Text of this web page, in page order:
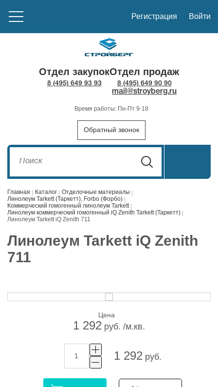
Регистрация Войти
Отдел закупок
8 (495) 649 93 93
Отдел продаж
8 (495) 649 90 90
mail@stroyberg.ru
Время работы: Пн-Пт 9-18
Обратный звонок
Главная Каталог
Отделочные материалы
Линолеум Tarkett (Таркетт), Forbo (Форбо)
Коммерческий гомогенный линолеум Tarkett
Линолеум коммерческий гомогенный iQ Zenith Tarkett (Таркетт)
Линолеум Tarkett iQ Zenith 711
Линолеум Tarkett iQ Zenith
711
Цена
1 292 руб. /м.кв.
1 292руб.